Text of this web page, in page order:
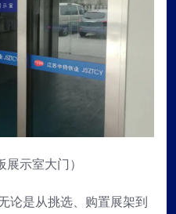
展示室大门）
论是从挑选、购置展架到